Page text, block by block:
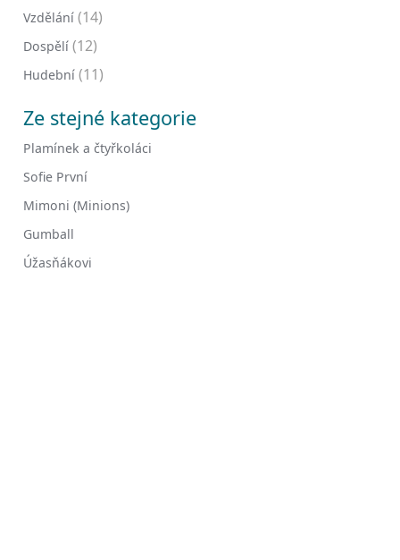
Vzdělání (14)
Dospělí (12)
Hudební (11)
Ze stejné kategorie
Plamínek a čtyřkoláci
Sofie První
Mimoni (Minions)
Gumball
Úžasňákovi